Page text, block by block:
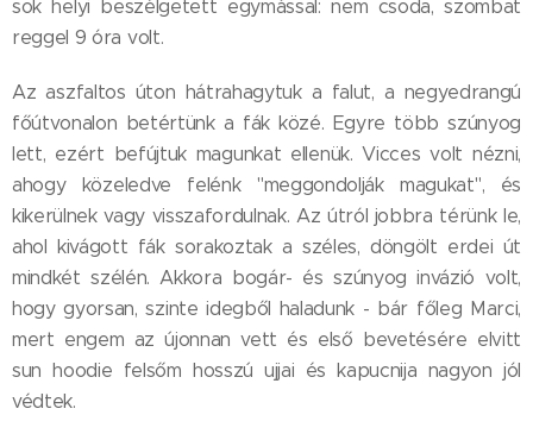
sok helyi beszélgetett egymással: nem csoda, szombat
reggel 9 óra volt.
Az aszfaltos úton hátrahagytuk a falut, a negyedrangú
főútvonalon betértünk a fák közé. Egyre több szúnyog
lett, ezért befújtuk magunkat ellenük. Vicces volt nézni,
ahogy közeledve felénk "meggondolják magukat", és
kikerülnek vagy visszafordulnak. Az útról jobbra térünk le,
ahol kivágott fák sorakoztak a széles, döngölt erdei út
mindkét szélén. Akkora bogár- és szúnyog invázió volt,
hogy gyorsan, szinte idegből haladunk - bár főleg Marci,
mert engem az újonnan vett és első bevetésére elvitt
sun hoodie felsőm hosszú ujjai és kapucnija nagyon jól
védtek.